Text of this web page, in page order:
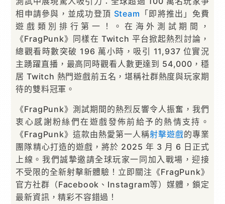
相申請參與，並成功登頂 Steam 「即將推出」免費
遊戲類別排行第一！。在海外測試期間，
《FragPunk》同樣在 Twitch 平台掀起熱烈討論，
總觀看時數突破 196 萬小時，吸引 11,937 位實況
主踴躍直播，最高同時觀看人數更達到 54,000，穩
居 Twitch 熱門遊戲前五名，堪稱社群熱度與玩家期
待的雙料冠軍。
《FragPunk》測試期間的熱烈反響令人振奮，我們
衷心感謝粉絲們在遊戲發佈前給予的熱情支持。
《FragPunk》這款由熱愛第一人稱射擊遊戲的專業
團隊精心打造的遊戲，將於 2025 年 3 月 6 日正式
上線。我們誠摯邀請全球玩家一同加入戰場，迎接
不受限的全新射擊新體驗！立即關注《FragPunk》
官方社群（Facebook、Instagram等）媒體，鎖定
最新資訊，精彩不容錯過！